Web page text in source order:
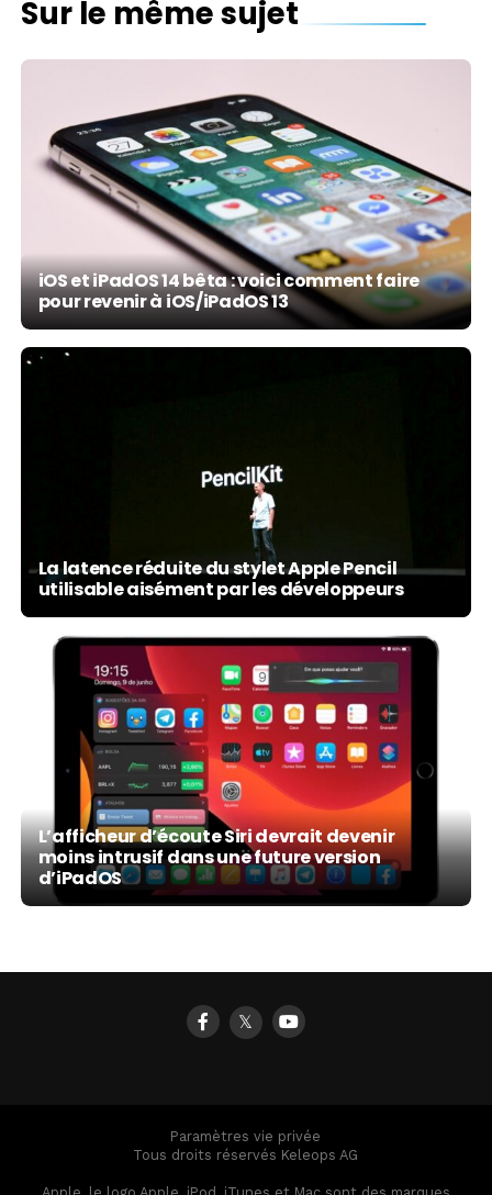
Sur le même sujet
iOS et iPadOS 14 bêta : voici comment faire
pour revenir à iOS/iPadOS 13
La latence réduite du stylet Apple Pencil
utilisable aisément par les développeurs
L’afficheur d’écoute Siri devrait devenir
moins intrusif dans une future version
d’iPadOS
𝕏
Paramètres vie privée
Tous droits réservés Keleops AG